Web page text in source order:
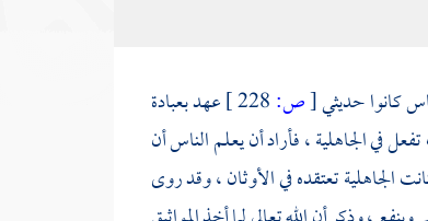
كانوا حديثي[ص:
عهد بعبادة
في الجاهلية ، فأراد أن يعلم الناس أن
الجاهلية تعتقده في الأوثان ، وقد روى